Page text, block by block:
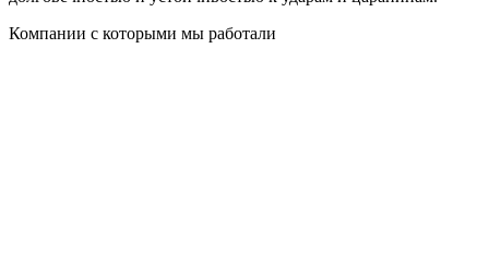
Компании с которыми мы работали